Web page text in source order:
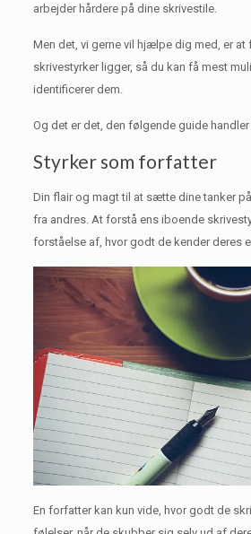
arbejder hårdere på dine skrivestile.
Men det, vi gerne vil hjælpe dig med, er at
skrivestyrker ligger, så du kan få mest
identificerer dem.
Og det er det, den følgende guide handler
Styrker som forfatter
Din flair og magt til at sætte dine tanker
fra andres. At forstå ens iboende
forståelse af, hvor godt de kender deres
En forfatter kan kun vide, hvor godt de